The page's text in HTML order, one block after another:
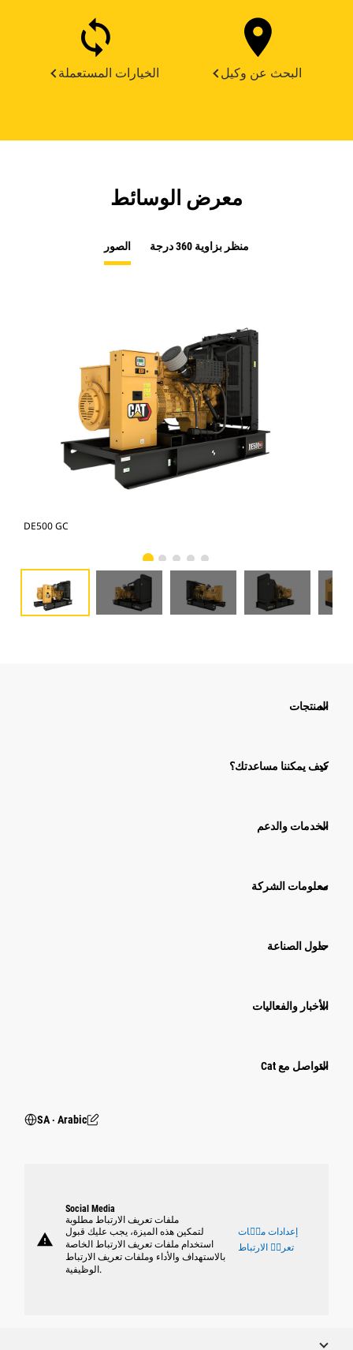
الخيارات المستعملة البحث عن وكيل
معرض الوسائط
الصور منظر بزاوية 360 درجة
DE500 GC
المنتجات
كيف يمكننا مساعدتك؟
الخدمات والدعم
معلومات الشركة
حلول الصناعة
الأخبار والفعاليات
التواصل مع Cat
SA ‧ Arabic
warning
Social Media
ملفات تعريف الارتباط مطلوبة
لتمكين هذه الميزة، يجب عليك قبول
استخدام ملفات تعريف الارتباط الخاصة
بالاستهداف والأداء وملفات تعريف الارتباط
الوظيفية.
إعدادات ملٝات
تعريٝ الارتباط